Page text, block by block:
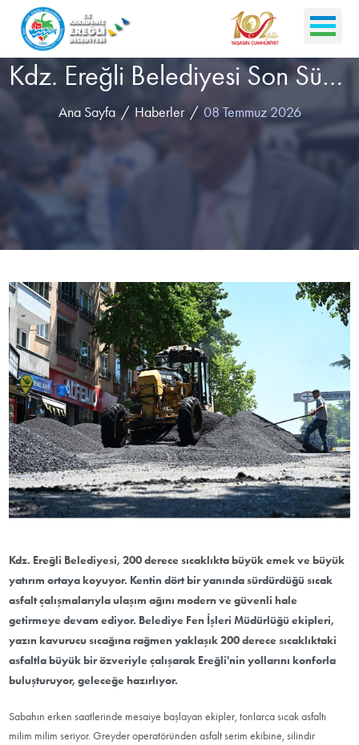
Kdz. Ereğli Belediyesi Son Sürat Asfaltlıyor!
Ana Sayfa Haberler 08 Temmuz 2026
Kdz. Ereğli Belediyesi, 200 derece sıcaklıkta büyük emek ve büyük
yatırım ortaya koyuyor. Kentin dört bir yanında sürdürdüğü sıcak
asfalt çalışmalarıyla ulaşım ağını modern ve güvenli hale
getirmeye devam ediyor. Belediye Fen İşleri Müdürlüğü ekipleri,
yazın kavurucu sıcağına rağmen yaklaşık 200 derece sıcaklıktaki
asfaltla büyük bir özveriyle çalışarak Ereğli'nin yollarını konforla
buluşturuyor, geleceğe hazırlıyor.
Sabahın erken saatlerinde mesaiye başlayan ekipler, tonlarca sıcak asfaltı
milim milim seriyor. Greyder operatöründen asfalt serim ekibine, silindir